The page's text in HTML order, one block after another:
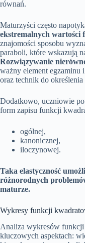
równań.
Maturzyści często
ekstremalnych
znajomości sposobu
paraboli, które wskazują
Rozwiązywanie
ważny element egzaminu
oraz technik do
Dodatkowo, uczniowie
form zapisu funkcji
ogólnej,
kanonicznej,
iloczynowej.
Taka elastyczność
różnorodnych
maturze.
Wykresy funkcji
Analiza wykresów funkcji
kluczowych aspektach: